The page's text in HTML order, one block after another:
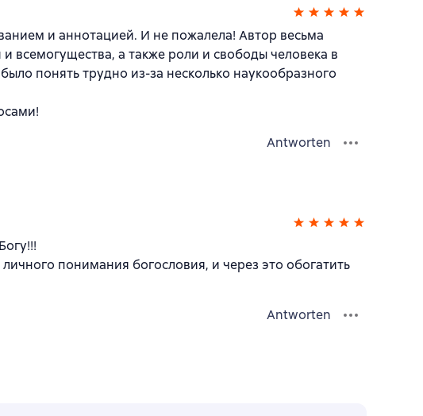
и аннотацией. И не пожалела! Автор весьма
всемогущества, а также роли и свободы человека в
понять трудно из-за несколько наукообразного
Antworten
понимания богословия, и через это обогатить
Antworten